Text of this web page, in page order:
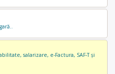
salarizare, e-Factura, SAF-T și